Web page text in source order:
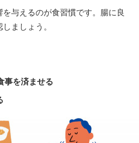
与えるのが食習慣です。腸に良
ましょう。
事を済ませる